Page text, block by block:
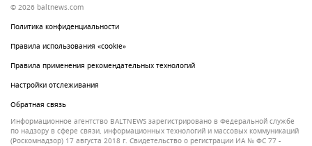
© 2026 baltnews.com
Политика конфиденциальности
Правила использования «cookie»
Правила применения рекомендательных технологий
Настройки отслеживания
Обратная связь
Информационное агентство BALTNEWS зарегистрировано в Федеральной службе
по надзору в сфере связи, информационных технологий и массовых коммуникаций
(Роскомнадзор) 17 августа 2018 г. Свидетельство о регистрации ИА № ФС 77 -